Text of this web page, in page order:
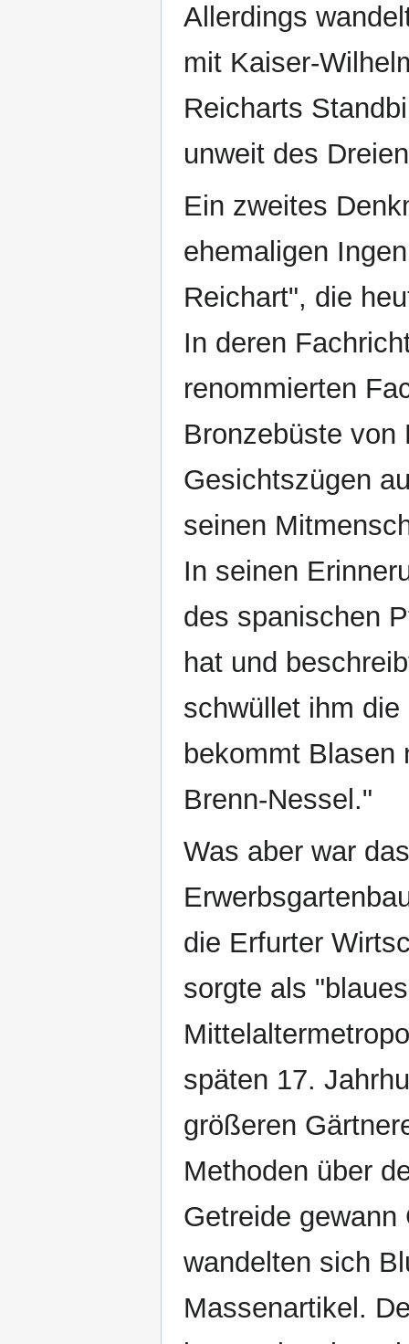
Allerdings
mit Kaiser-
Reicharts
unweit des
Ein zweites
ehemaligen
Reichart", die
In deren
renommierten
Bronzebüste
Gesichtszügen
seinen
In seinen
des spanischen
hat und
schwüllet ihm
bekommt Blasen
Brenn-Nessel."
Was aber war
die Erfurter
sorgte als
späten 17.
größeren
Methoden über
Getreide
wandelten sich
Massenartikel.